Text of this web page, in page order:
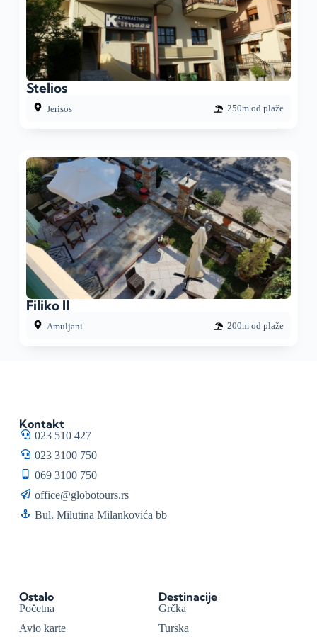
Stelios
Jerisos 250m od plaže
Filiko II
Amuljani 200m od plaže
Destinacije
Grčka
Turska
Ostalo
Početna
Avio karte
Kontakt
023 510 427
023 3100 750
069 3100 750
office@globotours.rs
Bul. Milutina Milankovića bb